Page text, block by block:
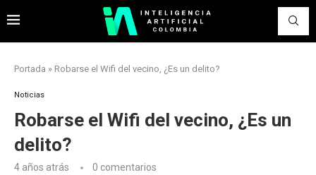
Portada » Robarse el Wifi del vecino, ¿Es un delito?
Noticias
Robarse el Wifi del vecino, ¿Es un
delito?
4 años atrás 0 comentarios